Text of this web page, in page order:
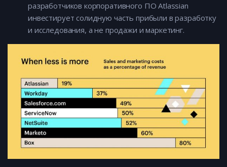
разработчиков корпоративного ПО Atlassian
инвестирует солидную часть прибыли в разработку
и исследования, а не продажи и маркетинг.